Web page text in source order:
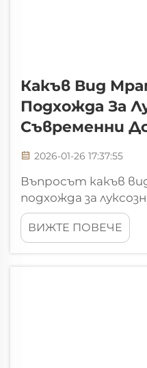
Какъв Вид
Подхожда За
Съвременни
2026-01-26 17:37:55
Въпросът какъв
подхожда за
е един от тези, с
ежедневно на FH-
Съвременният лукс
ВИЖТЕ ПОВЕЧЕ